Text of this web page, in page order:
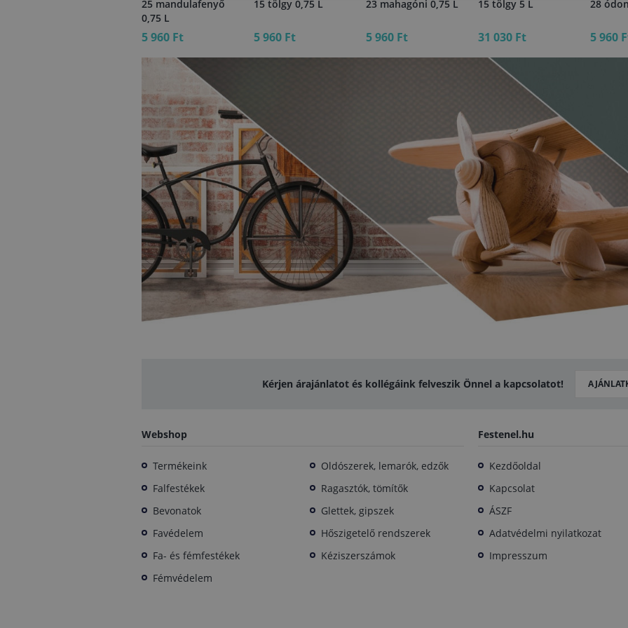
25 mandulafenyő
0,75 L
5 960 Ft
15 tölgy 0,75 L
5 960 Ft
23 mahagóni 0,75 L
5 960 Ft
15 tölgy 5 L
31 030 Ft
28
5 960
Kérjen árajánlatot és kollégáink felveszik Önnel a kapcsolatot!
Webshop
Termékeink
Falfestékek
Bevonatok
Favédelem
Fa- és fémfestékek
Fémvédelem
Oldószerek, lemarók, edzők
Ragasztók, tömítők
Glettek, gipszek
Hőszigetelő rendszerek
Kéziszerszámok
Festenel.hu
Kezdőoldal
Kapcsolat
ÁSZF
Adatvédelmi nyilatkozat
Impresszum